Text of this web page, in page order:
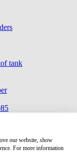
tank
our website, show
For more information